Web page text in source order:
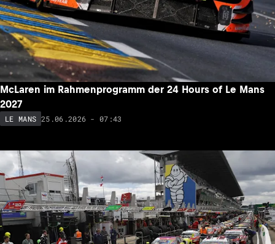
McLaren im Rahmenprogramm der 24 Hours of Le Mans
2027
LE MANS 25.06.2026 - 07:43